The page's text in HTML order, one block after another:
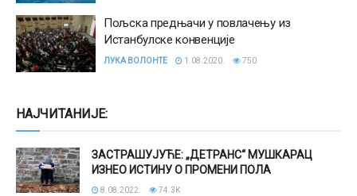
Пољска предњачи у повлачењу из
Истанбулске конвенције
ЛУКА ВОЛОНТЕ 1.08.2020. 750
НАЈЧИТАНИЈЕ:
ЗАСТРАШУЈУЋЕ: „ДЕТРАНС“ МУШКАРАЦ
ИЗНЕО ИСТИНУ О ПРОМЕНИ ПОЛА
8.08.2022. 74.3K